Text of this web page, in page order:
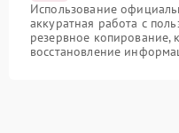
Использование
аккуратная работа с
резервное копирование,
восстановление